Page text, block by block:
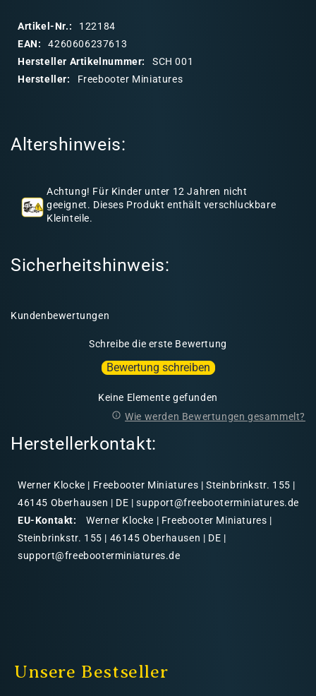
b
n
Artikel-Nr.:
122184
EAN:
4260606237613
Hersteller Artikelnummer:
SCH 001
Hersteller:
Freebooter Miniatures
Altershinweis:
Achtung! Für Kinder unter 12 Jahren nicht
geeignet. Dieses Produkt enthält verschluckbare
Kleinteile.
Sicherheitshinweis:
Kundenbewertungen
Schreibe die erste Bewertung
Bewertung schreiben
Keine Elemente gefunden
Wie werden Bewertungen gesammelt?
Herstellerkontakt:
Werner Klocke | Freebooter Miniatures | Steinbrinkstr. 155 |
46145 Oberhausen | DE | support@freebooterminiatures.de
EU-Kontakt:
Werner Klocke | Freebooter Miniatures |
Steinbrinkstr. 155 | 46145 Oberhausen | DE |
support@freebooterminiatures.de
Unsere Bestseller